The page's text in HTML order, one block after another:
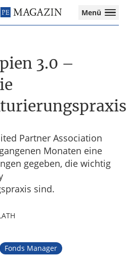
Menü
3.0 –
Partner Association
Monaten eine
gegeben, die wichtig
sind.
Fonds Manager